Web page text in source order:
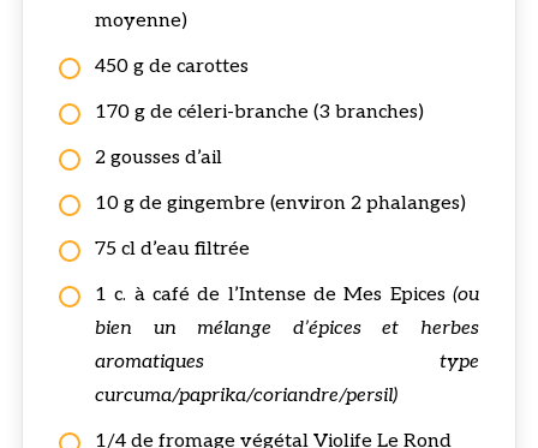
moyenne)
450 g de carottes
170 g de céleri-branche (3 branches)
2 gousses d’ail
10 g de gingembre (environ 2 phalanges)
75 cl d’eau filtrée
1 c. à café de l’Intense de Mes Epices(ou
bien un mélange d’épices et herbes
aromatiques type
curcuma/paprika/coriandre/persil)
1/4 de fromage végétal Violife Le Rond